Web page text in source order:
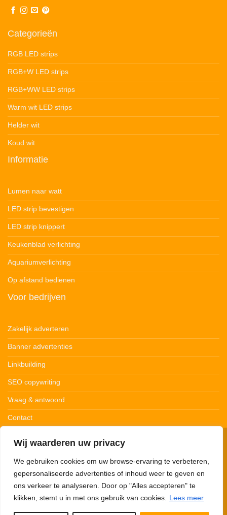
Wij waarderen uw privacy
We gebruiken cookies om uw browse-ervaring te verbeteren,
gepersonaliseerde advertenties of inhoud weer te geven en
ons verkeer te analyseren. Door op "Alles accepteren" te
klikken, stemt u in met ons gebruik van cookies.
Lees meer
Categorieën
RGB LED strips
RGB+W LED strips
RGB+WW LED strips
Warm wit LED strips
Helder wit
Koud wit
Informatie
Lumen naar watt
LED strip bevestigen
LED strip knippert
Keukenblad verlichting
Aquariumverlichting
Op afstand bedienen
Voor bedrijven
Zakelijk adverteren
Banner advertenties
Linkbuilding
SEO copywriting
Vraag & antwoord
Contact
Privacybeleid Cookiebeleid Disclaimer
123Ledstrips.nl neemt deel aan advertentieprogramma’s om commissie te